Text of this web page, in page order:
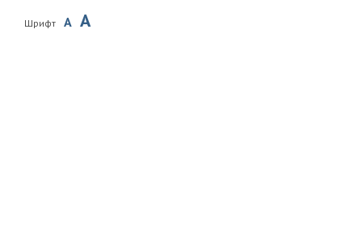
Шрифт A A